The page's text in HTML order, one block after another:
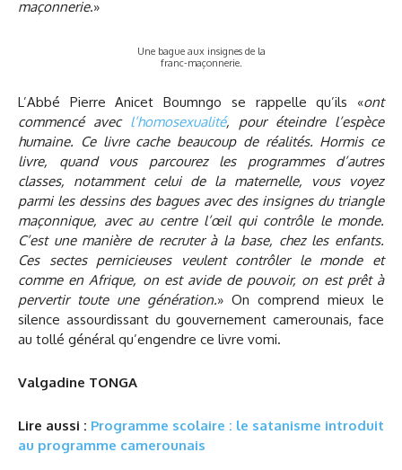
maçonnerie.»
Une bague aux insignes de la
franc-maçonnerie.
L’Abbé Pierre Anicet Boumngo se rappelle qu’ils «ont
commencé avec l’homosexualité, pour éteindre l’espèce
humaine. Ce livre cache beaucoup de réalités. Hormis ce
livre, quand vous parcourez les programmes d’autres
classes, notamment celui de la maternelle, vous voyez
parmi les dessins des bagues avec des insignes du triangle
maçonnique, avec au centre l’œil qui contrôle le monde.
C’est une manière de recruter à la base, chez les enfants.
Ces sectes pernicieuses veulent contrôler le monde et
comme en Afrique, on est avide de pouvoir, on est prêt à
pervertir toute une génération.» On comprend mieux le
silence assourdissant du gouvernement camerounais, face
au tollé général qu’engendre ce livre vomi.
Valgadine TONGA
Lire aussi : Programme scolaire : le satanisme introduit
au programme camerounais